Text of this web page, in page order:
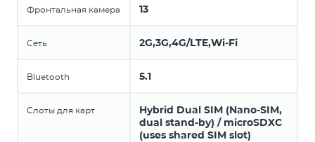
Фронтальная камера 13
Сеть 2G,3G,4G/LTE,Wi-Fi
Bluetooth 5.1
Слоты для карт
Hybrid Dual SIM (Nano-SIM,
dual stand-by) / microSDXC
(uses shared SIM slot)